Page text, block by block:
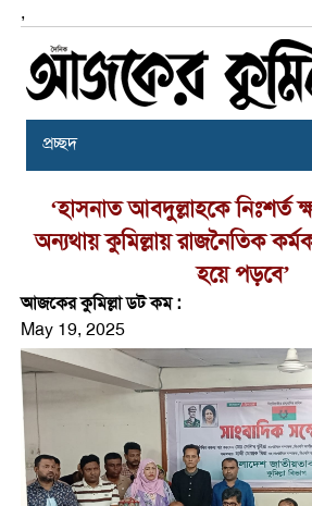
,
প্রচ্ছদ
‘হাসনাত আবদুল্লাহকে নিঃশর্ত
অন্যথায় কুমিল্লায় রাজনৈতিক
হয়ে পড়বে’
আজকের কুমিল্লা ডট কম :
May 19, 2025